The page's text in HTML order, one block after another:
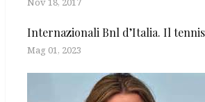
Internazionali Bnl d’Italia. Il
Mag 01, 2023